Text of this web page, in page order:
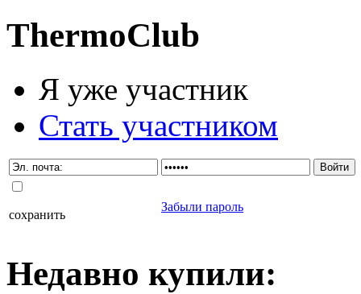
ThermoClub
Я уже участник
Стать участником
сохранить
Забыли пароль
Недавно купили: